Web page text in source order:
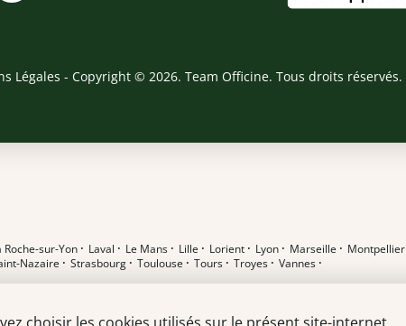
Légales - Copyright © 2026. Team Officine. Tous droits réservés.
Roche-sur-Yon · Laval · Le Mans · Lille · Lorient · Lyon · Marseille · Montpellier
Nazaire · Strasbourg · Toulouse · Tours · Troyes · Vannes ·